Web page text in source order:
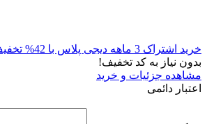
خرید اشتراک 3 ماهه دیجی پلاس با 42% تخفیف
بدون نیاز به کد تخفیف!
مشاهده جزئیات و خرید
اعتبار دائمی